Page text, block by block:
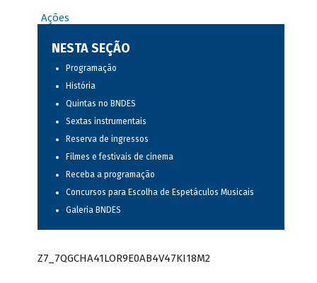
Ações
NESTA SEÇÃO
Programação
História
Quintas no BNDES
Sextas instrumentais
Reserva de ingressos
Filmes e festivais de cinema
Receba a programação
Concursos para Escolha de Espetáculos Musicais
Galeria BNDES
Z7_7QGCHA41LOR9E0AB4V47KI18M2